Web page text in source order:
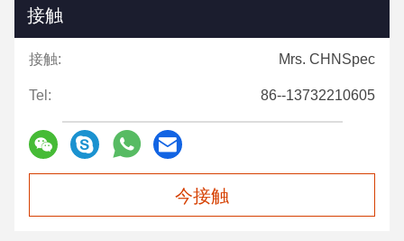
接触
接触: Mrs. CHNSpec
Tel: 86--13732210605
今接触